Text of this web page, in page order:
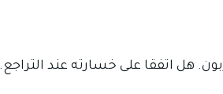
هل اتفقا على خسارته عند